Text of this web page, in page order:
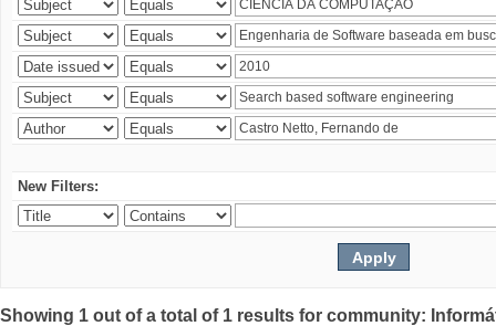
New Filters:
Showing 1 out of a total of 1 results for community: